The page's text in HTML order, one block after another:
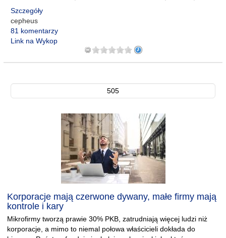
Szczegóły
cepheus
81 komentarzy
Link na Wykop
505
Korporacje mają czerwone dywany, małe firmy mają
kontrole i kary
Mikrofirmy tworzą prawie 30% PKB, zatrudniają więcej ludzi niż
korporacje, a mimo to niemal połowa właścicieli dokłada do